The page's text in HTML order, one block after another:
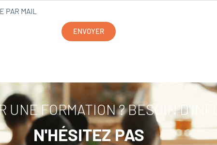
PAR MAIL
ENVOYER
UNE FORMATION ? BESOIN
N'HÉSITEZ PAS